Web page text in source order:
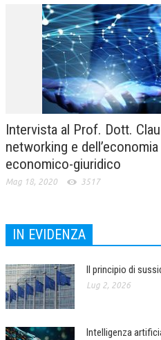
Intervista al Prof. Dott.
networking e
economico-giuridico
Mag 18, 2020 3517
IN EVIDENZA
Il principio di
Lug 2, 2026
Intelligenza